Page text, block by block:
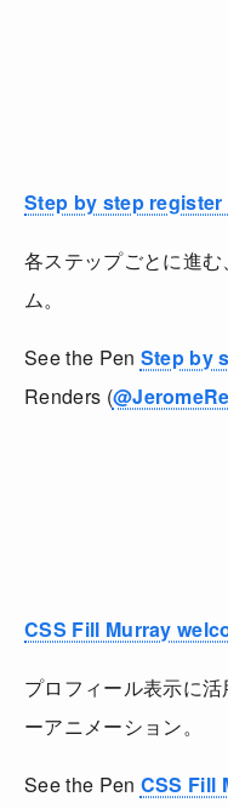
Step by step
各ステップごとに進
ム。
See the Pen Step by
Renders (
CSS Fill Murray
プロフィール表示に
ーアニメーション。
See the Pen CSS Fill